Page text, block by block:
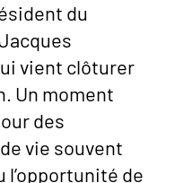
du
vient clôturer
Un moment
des
vie souvent
l’opportunité de